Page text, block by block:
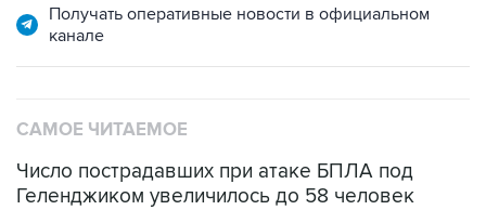
Получать оперативные новости в официальном
канале
САМОЕ ЧИТАЕМОЕ
Число пострадавших при атаке БПЛА под
Геленджиком увеличилось до 58 человек